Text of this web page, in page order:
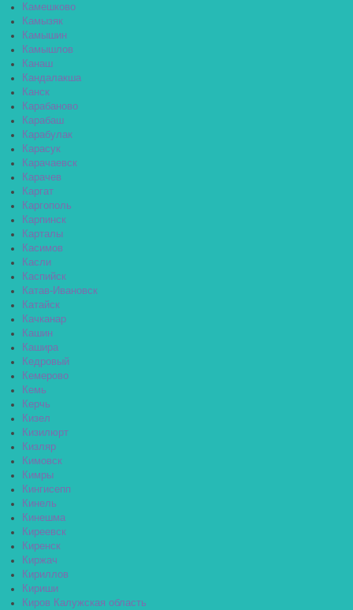
Камешково
Камызяк
Камышин
Камышлов
Канаш
Кандалакша
Канск
Карабаново
Карабаш
Карабулак
Карасук
Карачаевск
Карачев
Каргат
Каргополь
Карпинск
Карталы
Касимов
Касли
Каспийск
Катав-Ивановск
Катайск
Качканар
Кашин
Кашира
Кедровый
Кемерово
Кемь
Керчь
Кизел
Кизилюрт
Кизляр
Кимовск
Кимры
Кингисепп
Кинель
Кинешма
Киреевск
Киренск
Киржач
Кириллов
Кириши
Киров Калужская область